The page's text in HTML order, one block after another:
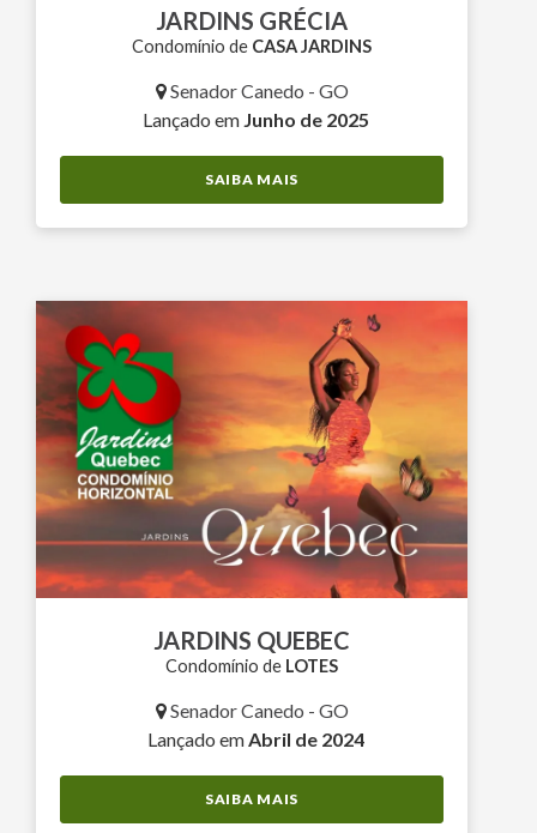
JARDINS GRÉCIA
Condomínio de CASA JARDINS
Senador Canedo - GO
Lançado em Junho de 2025
SAIBA MAIS
JARDINS QUEBEC
Condomínio de LOTES
Senador Canedo - GO
Lançado emAbril de 2024
SAIBA MAIS